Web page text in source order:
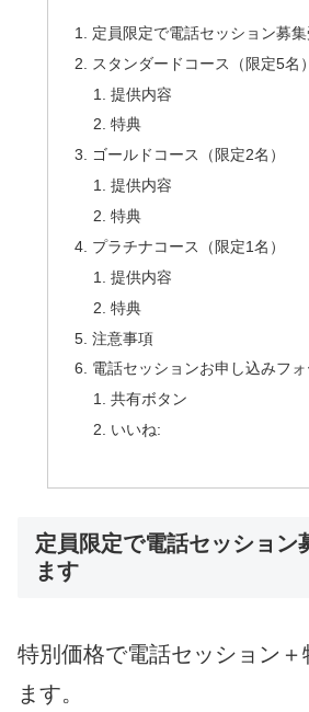
定員限定で電話セッション募
スタンダードコース（限定5名）
提供内容
特典
ゴールドコース（限定2名）
提供内容
特典
プラチナコース（限定1名）
提供内容
特典
注意事項
電話セッションお申し込みフ
共有ボタン
いいね:
定員限定で電話セッション
ます
特別価格で電話セッション＋
ます。